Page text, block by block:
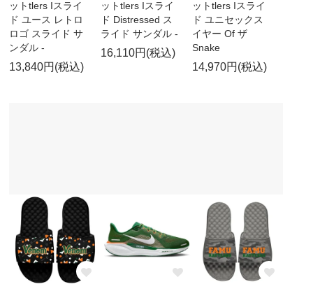
ットtlers Iスライ
ド ユース レトロ
ロゴ スライド サ
ンダル -
13,840円(税込)
ットtlers Iスライ
ド Distressed ス
ライド サンダル -
16,110円(税込)
ットtlers Iスライ
ド ユニセックス
イヤー Of ザ
Snake
14,970円(税込)